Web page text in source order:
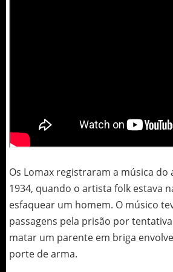
Os Lomax registraram a música do
1934, quando o artista folk estava
esfaquear um homem. O músico
passagens pela prisão por
matar um parente em briga
porte de arma.